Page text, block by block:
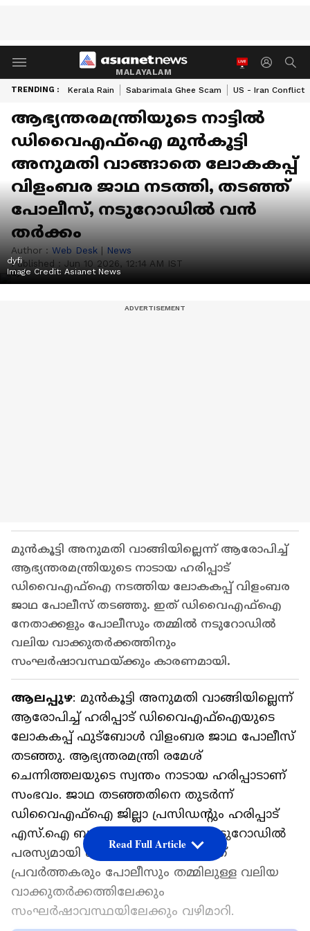
MALAYALAM
TRENDING : Kerala Rain Sabarimala Ghee Scam US - Iran Conflict
ആഭ്യന്തരമന്ത്രിയുടെ നാട്ടിൽ
ഡിവൈഎഫ്ഐ മുൻകൂട്ടി
അനുമതി വാങ്ങാതെ ലോകകപ്പ്
വിളംബര ജാഥ നടത്തി, തടഞ്ഞ്
പോലീസ്, നടുറോഡിൽ വൻ
തർക്കം
Author : Web Desk | News
Published : Jun 10 2026, 12:14 AM IST
dyfi
Image Credit: Asianet News
മുൻകൂട്ടി അനുമതി വാങ്ങിയില്ലെന്ന് ആരോപിച്ച്
ആഭ്യന്തരമന്ത്രിയുടെ നാടായ ഹരിപ്പാട്
ഡിവൈഎഫ്ഐ നടത്തിയ ലോകകപ്പ് വിളംബര
ജാഥ പോലീസ് തടഞ്ഞു. ഇത് ഡിവൈഎഫ്ഐ
നേതാക്കളും പോലീസും തമ്മിൽ നടുറോഡിൽ
വലിയ വാക്കുതർക്കത്തിനും
സംഘർഷാവസ്ഥയ്ക്കും കാരണമായി.
ആലപ്പുഴ: മുൻകൂട്ടി അനുമതി വാങ്ങിയില്ലെന്ന്
ആരോപിച്ച് ഹരിപ്പാട് ഡിവൈഎഫ്ഐയുടെ
ലോകകപ്പ് ഫുട്ബോൾ വിളംബര ജാഥ പോലീസ്
തടഞ്ഞു. ആഭ്യന്തരമന്ത്രി രമേശ്
ചെന്നിത്തലയുടെ സ്വന്തം നാടായ ഹരിപ്പാടാണ്
സംഭവം. ജാഥ തടഞ്ഞതിനെ തുടർന്ന്
ഡിവൈഎഫ്ഐ ജില്ലാ പ്രസിഡന്റും ഹരിപ്പാട്
എസ്.ഐ ബാബുജിയും തമ്മിൽ നടുറോഡിൽ
പരസ്യമായി കൊമ്പുകോർത്തു. ഇത്
പ്രവർത്തകരും പോലീസും തമ്മിലുള്ള വലിയ
വാക്കുതർക്കത്തിലേക്കും
സംഘർഷാവസ്ഥയിലേക്കും വഴിമാറി.
Read Full Article